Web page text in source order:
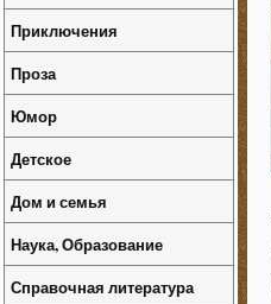
Приключения
Проза
Юмор
Детское
Дом и семья
Наука, Образование
Справочная литература